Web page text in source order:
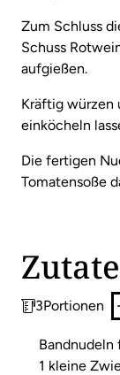
Zum Schluss
Schuss
aufgießen.
Kräftig würzen
einköcheln
Die fertigen
Tomatensoße
3Portionen
Bandnudeln
1 kleine